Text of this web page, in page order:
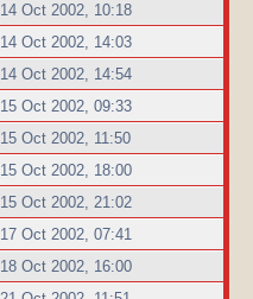
14 Oct 2002, 10:18
14 Oct 2002, 14:03
14 Oct 2002, 14:54
15 Oct 2002, 09:33
15 Oct 2002, 11:50
15 Oct 2002, 18:00
15 Oct 2002, 21:02
17 Oct 2002, 07:41
18 Oct 2002, 16:00